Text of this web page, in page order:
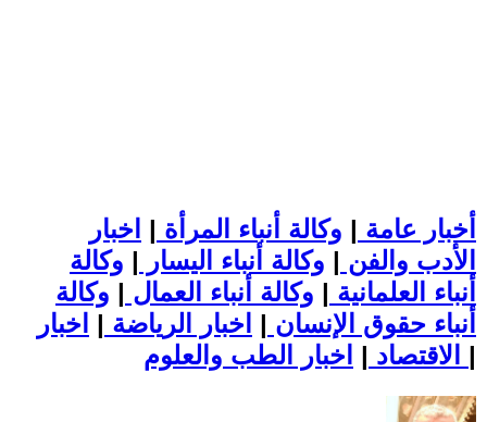
أخبار عامة | وكالة أنباء المرأة | اخبار
الأدب والفن | وكالة أنباء اليسار | وكالة
أنباء العلمانية | وكالة أنباء العمال | وكالة
أنباء حقوق الإنسان | اخبار الرياضة | اخبار
الاقتصاد | |